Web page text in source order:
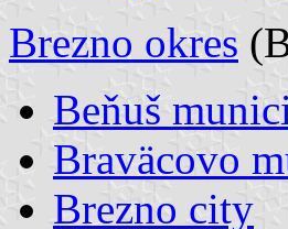
Brezno okres
Beňuš
Braväcovo
Brezno city